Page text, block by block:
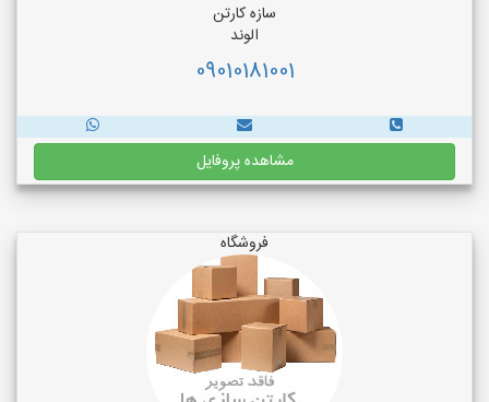
سازه کارتن
الوند
09010181001
مشاهده پروفایل
فروشگاه